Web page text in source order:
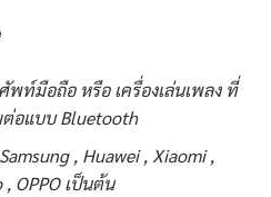
พท์มือถือ หรือ เครื่องเล่นเพลง ที่
ต่อแบบ Bluetooth
, Huawei , Xiaomi ,
OPPO เป็นต้น